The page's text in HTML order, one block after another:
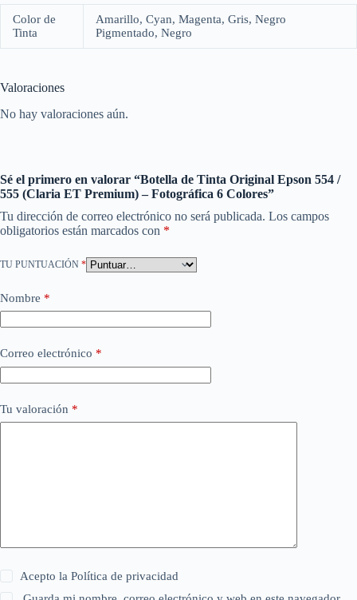
Color de
Tinta
Amarillo, Cyan, Magenta, Gris, Negro
Pigmentado, Negro
Valoraciones
No hay valoraciones aún.
Sé el primero en valorar “Botella de Tinta Original Epson 554 /
555 (Claria ET Premium) – Fotográfica 6 Colores”
Tu dirección de correo electrónico no será publicada. Los campos
obligatorios están marcados con *
TU PUNTUACIÓN *
Nombre *
Correo electrónico *
Tu valoración *
Acepto laPolítica de privacidad